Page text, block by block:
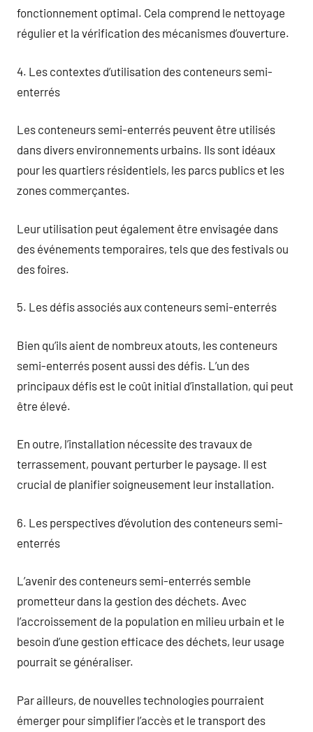
fonctionnement optimal. Cela comprend le nettoyage
régulier et la vérification des mécanismes d’ouverture.
4. Les contextes d’utilisation des conteneurs semi-
enterrés
Les conteneurs semi-enterrés peuvent être utilisés
dans divers environnements urbains. Ils sont idéaux
pour les quartiers résidentiels, les parcs publics et les
zones commerçantes.
Leur utilisation peut également être envisagée dans
des événements temporaires, tels que des festivals ou
des foires.
5. Les défis associés aux conteneurs semi-enterrés
Bien qu’ils aient de nombreux atouts, les conteneurs
semi-enterrés posent aussi des défis. L’un des
principaux défis est le coût initial d’installation, qui peut
être élevé.
En outre, l’installation nécessite des travaux de
terrassement, pouvant perturber le paysage. Il est
crucial de planifier soigneusement leur installation.
6. Les perspectives d’évolution des conteneurs semi-
enterrés
L’avenir des conteneurs semi-enterrés semble
prometteur dans la gestion des déchets. Avec
l’accroissement de la population en milieu urbain et le
besoin d’une gestion efficace des déchets, leur usage
pourrait se généraliser.
Par ailleurs, de nouvelles technologies pourraient
émerger pour simplifier l’accès et le transport des